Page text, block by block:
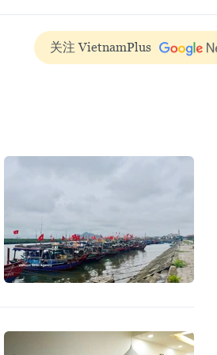
关注 VietnamPlus